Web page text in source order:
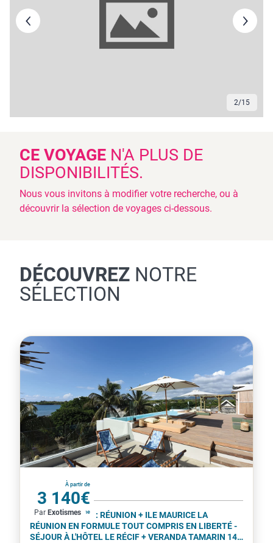
DISPONIBILITÉS.
Nous vous invitons à modifier votre recherche, ou à
découvrir la sélection de voyages ci-dessous.
DÉCOUVREZ
SÉLECTION
À partir de
3 140€
par personne
Par Exotismes
La Réunion
COMBINÉ 2 ILES : RÉUNION + ILE MAURICE LA
RÉUNION EN FORMULE TOUT COMPRIS EN LIBERTÉ -
SÉJOUR À L'HÔTEL LE RÉCIF + VERANDA TAMARIN 14
NUITS ***
- Voyage 2 en 1 - Aventure et relaxation - Le prix